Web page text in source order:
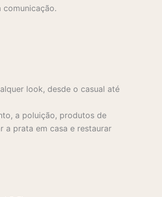
look, desde o casual até
a poluição, produtos de
a prata em casa e restaurar